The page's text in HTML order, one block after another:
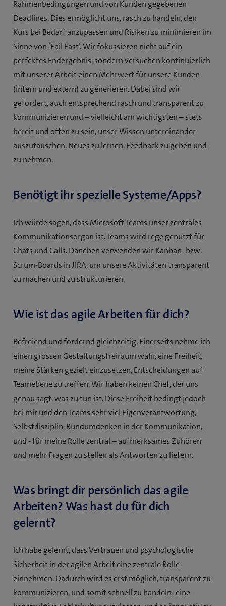
Rahmenbedingungen und von Kunden gegebenen
Deadlines. Dies ermöglicht uns, rasch zu handeln, den
Kurs bei Bedarf anzupassen und Risiken zu minimieren im
Sinne von ‘Fail Fast’. Wir fokussieren nicht auf ein
perfektes Endergebnis, sondern versuchen kontinuierlich
mit unserer Arbeit einen Mehrwert für unsere Kunden
(intern und extern) zu generieren. Dabei sind wir
gefordert, auch entsprechend rasch und transparent zu
kommunizieren und – vielleicht am wichtigsten – stets
bereit und offen zu sein, unser Wissen untereinander
auszutauschen, Neues zu lernen, Feedback zu geben und
zu nehmen.
Benötigt ihr spezielle Systeme/Apps?
Ich würde sagen, dass Microsoft Teams unser zentrales
Kommunikationsorgan ist. Teams wird rege genutzt für
Chats und Calls. Daneben verwenden wir Kanban- bzw.
Scrum-Boards in JIRA, um unsere Aktivitäten transparent
zu machen und zu strukturieren.
Wie ist das agile Arbeiten für dich?
Befreiend und fordernd gleichzeitig. Einerseits nehme ich
einen grossen Gestaltungsfreiraum wahr, eine Freiheit,
meine Stärken gezielt einzusetzen, Entscheidungen auf
Teamebene zu treffen. Wir haben keinen Chef, der uns
genau sagt, was zu tun ist. Diese Freiheit bedingt jedoch
bei mir und den Teams sehr viel Eigenverantwortung,
Selbstdisziplin, Rundumdenken in der Kommunikation,
und - für meine Rolle zentral – aufmerksames Zuhören
und mehr Fragen zu stellen als Antworten zu liefern.
Was bringt dir persönlich das agile
Arbeiten? Was hast du für dich
gelernt?
Ich habe gelernt, dass Vertrauen und psychologische
Sicherheit in der agilen Arbeit eine zentrale Rolle
einnehmen. Dadurch wird es erst möglich, transparent zu
kommunizieren, und somit schnell zu handeln; eine